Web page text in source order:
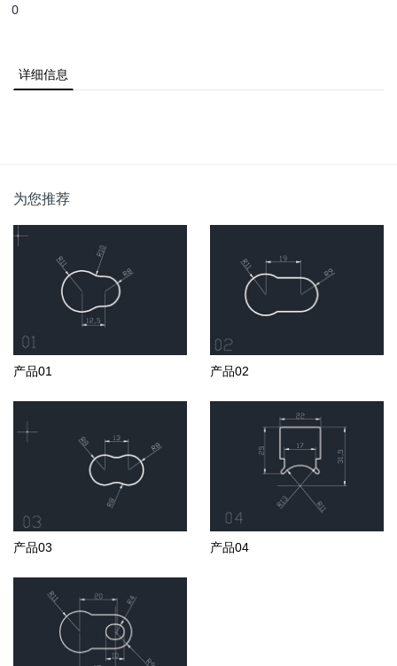
0
详细信息
为您推荐
产品01 产品02
产品03 产品04